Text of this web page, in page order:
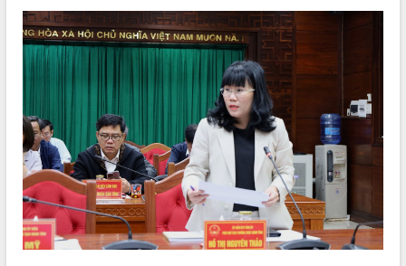
và tặng quà người dân xã Cư Pui
Hội nghị UBND tỉnh Đắk Lắk thường kỳ
tháng 7/2026
Lễ truy tặng danh hiệu “Bà Mẹ Việt
Nam Anh hùng” và trao Huân chương
Lao động
UBND tỉnh Đắk Lắk triển khai nhiệm
vụ 6 tháng cuối năm 2026
Kỳ họp thứ Hai, Hội đồng nhân dân
tỉnh khóa XI quyết nghị nhiều nội dung
quan trọng
Bí thư Tỉnh ủy Lương Nguyễn Minh